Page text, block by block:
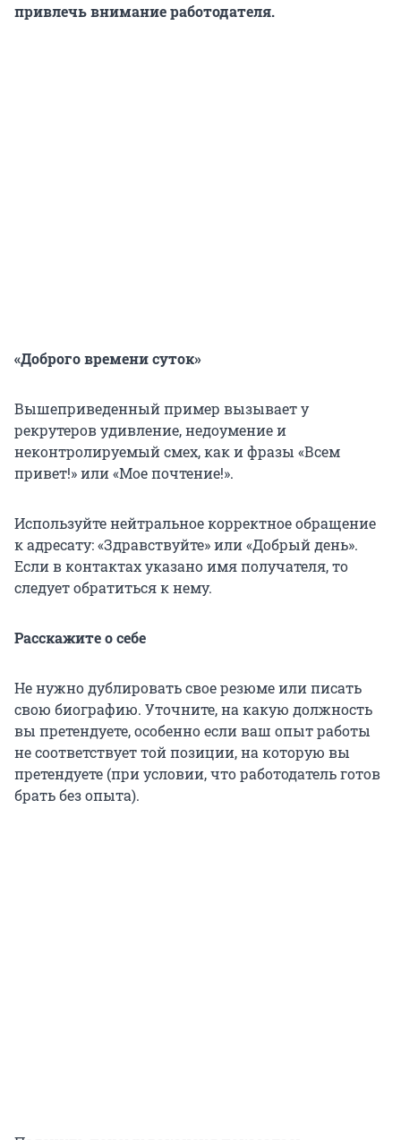
привлечь внимание работодателя.
«Доброго времени суток»
Вышеприведенный пример вызывает у
рекрутеров удивление, недоумение и
неконтролируемый смех, как и фразы «Всем
привет!» или «Мое почтение!».
Используйте нейтральное корректное обращение
к адресату: «Здравствуйте» или «Добрый день».
Если в контактах указано имя получателя, то
следует обратиться к нему.
Расскажите о себе
Не нужно дублировать свое резюме или писать
свою биографию. Уточните, на какую должность
вы претендуете, особенно если ваш опыт работы
не соответствует той позиции, на которую вы
претендуете (при условии, что работодатель готов
брать без опыта).